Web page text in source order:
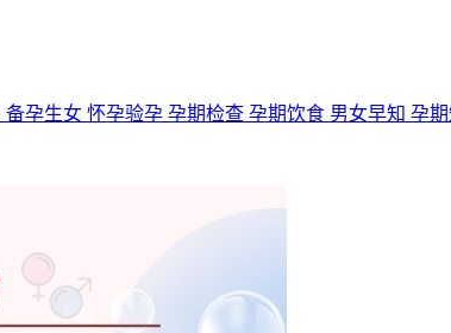
备孕生女 怀孕验孕 孕期检查 孕期饮食 男女早知 孕